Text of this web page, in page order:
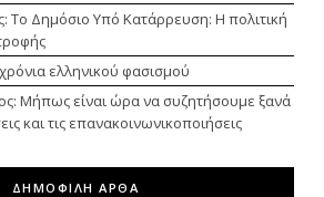
Το Δημόσιο Υπό Κατάρρευση: Η πολιτική
ελληνικού φασισμού
Μήπως είναι ώρα να συζητήσουμε ξανά
και τις επανακοινωνικοποιήσεις
ΔΗΜΟΦΙΛΗ ΑΡΘΑ